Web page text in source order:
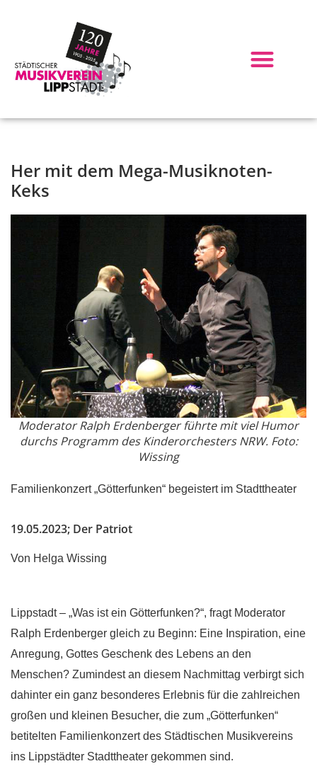
Her mit dem Mega-Musiknoten-
Keks
Moderator Ralph Erdenberger führte mit viel Humor
durchs Programm des Kinderorchesters NRW. Foto:
Wissing
Familienkonzert „Götterfunken“ begeistert im Stadttheater
19.05.2023; Der Patriot
Von Helga Wissing
Lippstadt – „Was ist ein Götterfunken?“, fragt Moderator
Ralph Erdenberger gleich zu Beginn: Eine Inspiration, eine
Anregung, Gottes Geschenk des Lebens an den
Menschen? Zumindest an diesem Nachmittag verbirgt sich
dahinter ein ganz besonderes Erlebnis für die zahlreichen
großen und kleinen Besucher, die zum „Götterfunken“
betitelten Familienkonzert des Städtischen Musikvereins
ins Lippstädter Stadttheater gekommen sind.